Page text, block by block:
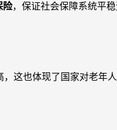
险，保证社会保障系统平
这也体现了国家对老年